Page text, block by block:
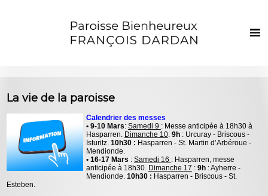
Vie de la paroisse
Les clochers
Sacrements et vie chrétienne
La vie de la paroisse
Calendrier des messes
• 9-10 Mars: Samedi 9 : Messe anticipée à 18h30 à
Hasparren. Dimanche 10: 9h : Urcuray - Briscous -
Isturitz. 10h30 : Hasparren - St. Martin d’Arbéroue -
Mendionde.
• 16-17 Mars : Samedi 16 : Hasparren, messe
anticipée à 18h30. Dimanche 17 : 9h : Ayherre -
Mendionde. 10h30 : Hasparren - Briscous - St.
Esteben.